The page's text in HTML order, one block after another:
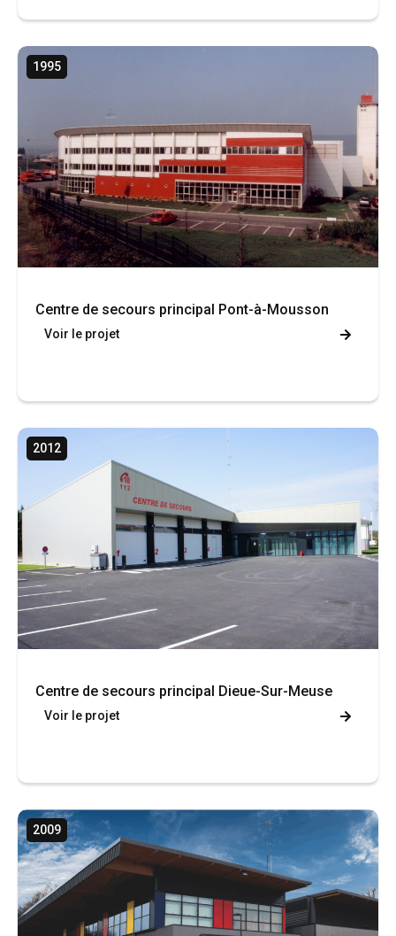
1995
Centre de secours principal Pont-à-Mousson
Voir le projet
2012
Centre de secours principal Dieue-Sur-Meuse
Voir le projet
2009